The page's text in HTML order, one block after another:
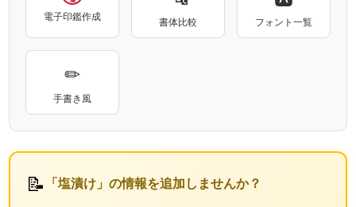
電子印鑑作成 書体比較 フォント一覧
✏
手書き風
📝 「塩漬け」の情報を追加しませんか？